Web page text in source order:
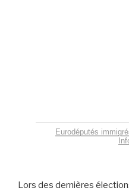
Eurodéputés
Lors des dernières